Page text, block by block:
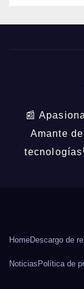
📰
Amante
HomeDescargo de
Noticias Política de